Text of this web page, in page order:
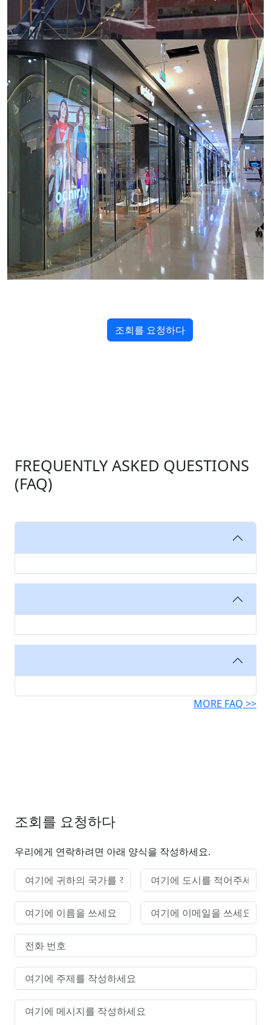
조회를 요청하다
FREQUENTLY ASKED QUESTIONS
(FAQ)
MORE FAQ >>
조회를 요청하다
우리에게 연락하려면 아래 양식을 작성하세요.